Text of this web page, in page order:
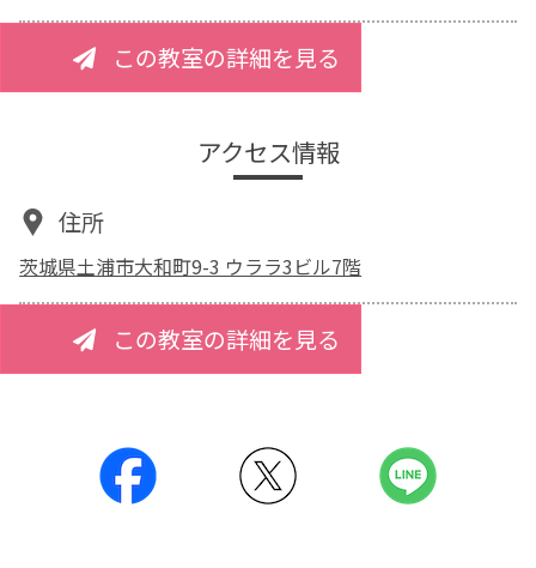
この教室の詳細を見る
アクセス情報
住所
茨城県土浦市大和町9-3 ウララ3ビル7階
この教室の詳細を見る